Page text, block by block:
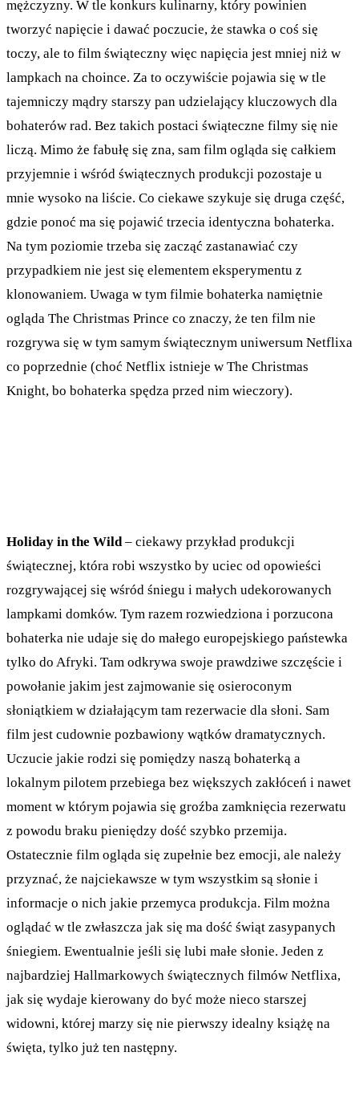
mężczyzny. W tle konkurs kulinarny, który powinien
tworzyć napięcie i dawać poczucie, że stawka o coś się
toczy, ale to film świąteczny więc napięcia jest mniej niż w
lampkach na choince. Za to oczywiście pojawia się w tle
tajemniczy mądry starszy pan udzielający kluczowych dla
bohaterów rad. Bez takich postaci świąteczne filmy się nie
liczą. Mimo że fabułę się zna, sam film ogląda się całkiem
przyjemnie i wśród świątecznych produkcji pozostaje u
mnie wysoko na liście. Co ciekawe szykuje się druga część,
gdzie ponoć ma się pojawić trzecia identyczna bohaterka.
Na tym poziomie trzeba się zacząć zastanawiać czy
przypadkiem nie jest się elementem eksperymentu z
klonowaniem. Uwaga w tym filmie bohaterka namiętnie
ogląda The Christmas Prince co znaczy, że ten film nie
rozgrywa się w tym samym świątecznym uniwersum Netflixa
co poprzednie (choć Netflix istnieje w The Christmas
Knight, bo bohaterka spędza przed nim wieczory).
Holiday in the Wild– ciekawy przykład produkcji
świątecznej, która robi wszystko by uciec od opowieści
rozgrywającej się wśród śniegu i małych udekorowanych
lampkami domków. Tym razem rozwiedziona i porzucona
bohaterka nie udaje się do małego europejskiego państewka
tylko do Afryki. Tam odkrywa swoje prawdziwe szczęście i
powołanie jakim jest zajmowanie się osieroconym
słoniątkiem w działającym tam rezerwacie dla słoni. Sam
film jest cudownie pozbawiony wątków dramatycznych.
Uczucie jakie rodzi się pomiędzy naszą bohaterką a
lokalnym pilotem przebiega bez większych zakłóceń i nawet
moment w którym pojawia się groźba zamknięcia rezerwatu
z powodu braku pieniędzy dość szybko przemija.
Ostatecznie film ogląda się zupełnie bez emocji, ale należy
przyznać, że najciekawsze w tym wszystkim są słonie i
informacje o nich jakie przemyca produkcja. Film można
oglądać w tle zwłaszcza jak się ma dość świąt zasypanych
śniegiem. Ewentualnie jeśli się lubi małe słonie. Jeden z
najbardziej Hallmarkowych świątecznych filmów Netflixa,
jak się wydaje kierowany do być może nieco starszej
widowni, której marzy się nie pierwszy idealny książę na
święta, tylko już ten następny.